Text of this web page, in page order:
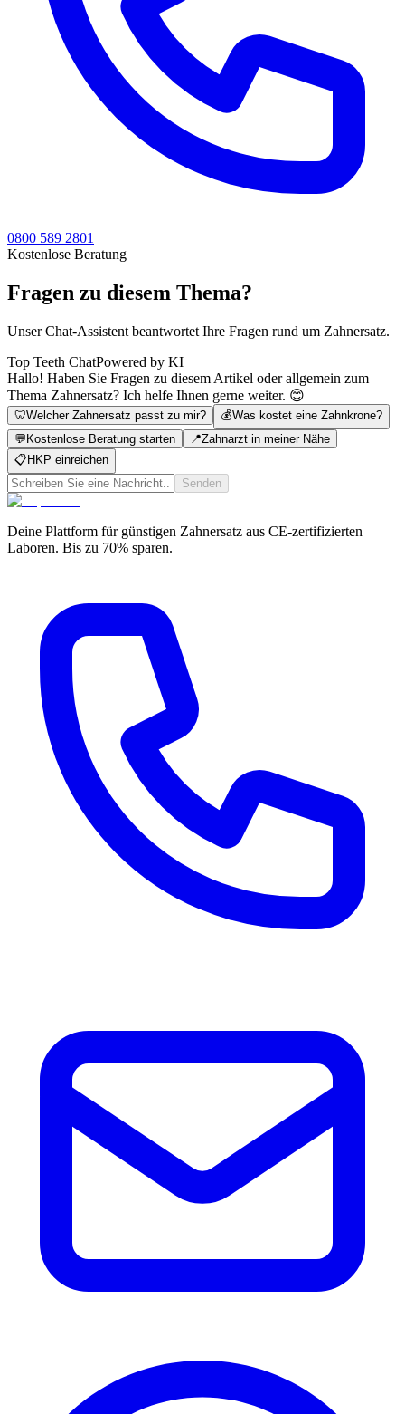
0800 589 2801
Kostenlose Beratung
Fragen zu diesem Thema?
Unser Chat-Assistent beantwortet Ihre Fragen rund um Zahnersatz.
Top Teeth ChatPowered by KI
Hallo! Haben Sie Fragen zu diesem Artikel oder allgemein zum
Thema Zahnersatz? Ich helfe Ihnen gerne weiter. 😊
🦷Welcher Zahnersatz passt zu mir? 💰Was kostet eine Zahnkrone?
💬 Kostenlose Beratung starten 📍Zahnarzt in meiner Nähe
📋 HKP einreichen
Senden
Deine Plattform für günstigen Zahnersatz aus CE-zertifizierten
Laboren. Bis zu 70% sparen.